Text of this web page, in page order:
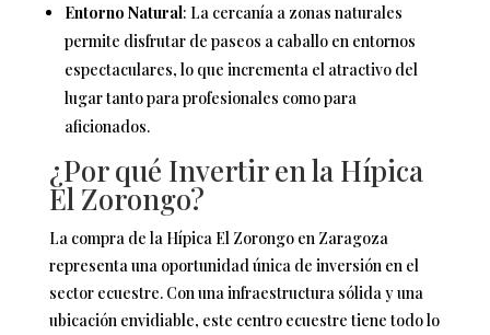
Entorno Natural: La cercanía a zonas naturales
permite disfrutar de paseos a caballo en entornos
espectaculares, lo que incrementa el atractivo del
lugar tanto para profesionales como para
aficionados.
¿Por qué Invertir en la Hípica
El Zorongo?
La compra de la Hípica El Zorongo en Zaragoza
representa una oportunidad única de inversión en el
sector ecuestre. Con una infraestructura sólida y una
ubicación envidiable, este centro ecuestre tiene todo lo